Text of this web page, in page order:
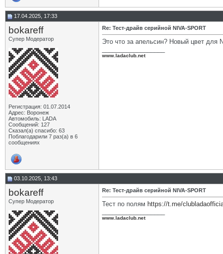
17.04.2025, 17:33
bokareff
Супер Модератор
Регистрация: 01.07.2014
Адрес: Воронеж
Автомобиль: LADA
Сообщений: 127
Сказал(а) спасибо: 63
Поблагодарили 7 раз(а) в 6
сообщениях
Re: Тест-драйв серийной NIVA-SPORT
Это что за апельсин? Новый цвет для
www.ladaclub.net
03.10.2025, 13:43
bokareff
Супер Модератор
Re: Тест-драйв серийной NIVA-SPORT
Тест по полям https://t.me/
www.ladaclub.net